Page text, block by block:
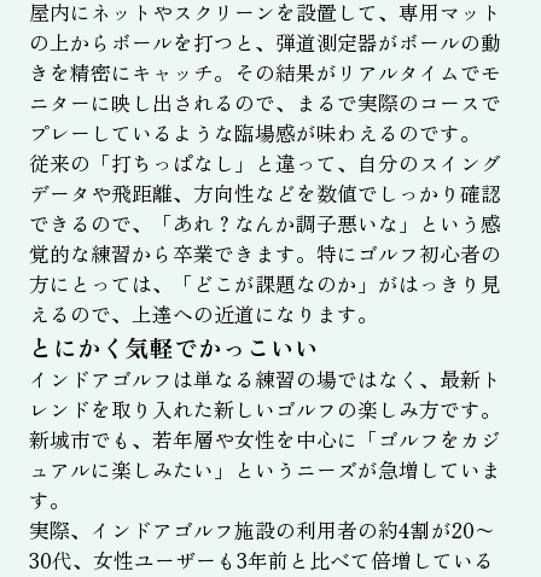
屋内にネットやスクリーンを設置して、専用マット
の上からボールを打つと、弾道測定器がボールの動
きを精密にキャッチ。その結果がリアルタイムでモ
ニターに映し出されるので、まるで実際のコースで
プレーしているような臨場感が味わえるのです。
従来の「打ちっぱなし」と違って、自分のスイング
データや飛距離、方向性などを数値でしっかり確認
できるので、「あれ？なんか調子悪いな」という感
覚的な練習から卒業できます。特にゴルフ初心者の
方にとっては、「どこが課題なのか」がはっきり見
えるので、上達への近道になります。
とにかく気軽でかっこいい
インドアゴルフは単なる練習の場ではなく、最新ト
レンドを取り入れた新しいゴルフの楽しみ方です。
新城市でも、若年層や女性を中心に「ゴルフをカジ
ュアルに楽しみたい」というニーズが急増していま
す。
実際、インドアゴルフ施設の利用者の約4割が20〜
30代、女性ユーザーも3年前と比べて倍増している